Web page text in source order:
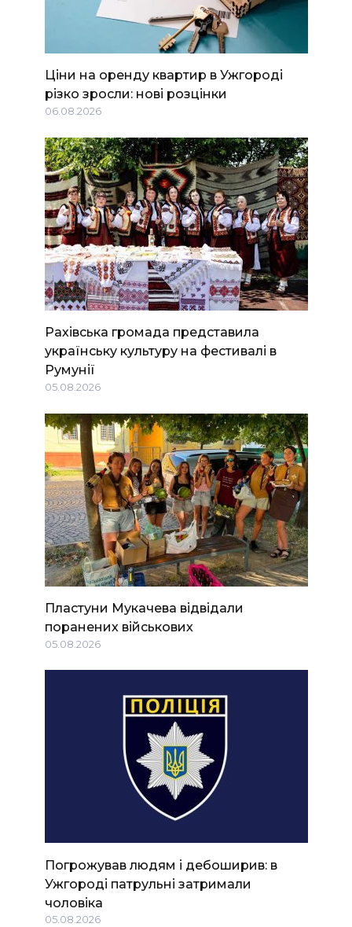
Ціни на оренду квартир в Ужгороді
різко зросли: нові розцінки
06.08.2026
Рахівська громада представила
українську культуру на фестивалі в
Румунії
05.08.2026
Пластуни Мукачева відвідали
поранених військових
05.08.2026
Погрожував людям і дебоширив: в
Ужгороді патрульні затримали
чоловіка
05.08.2026